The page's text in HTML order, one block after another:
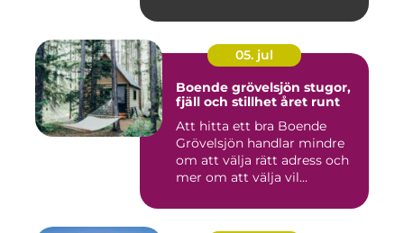
05. jul
Boende grövelsjön stugor,
fjäll och stillhet året runt
Att hitta ett bra Boende
Grövelsjön handlar mindre
om att välja rätt adress och
mer om att välja vil...